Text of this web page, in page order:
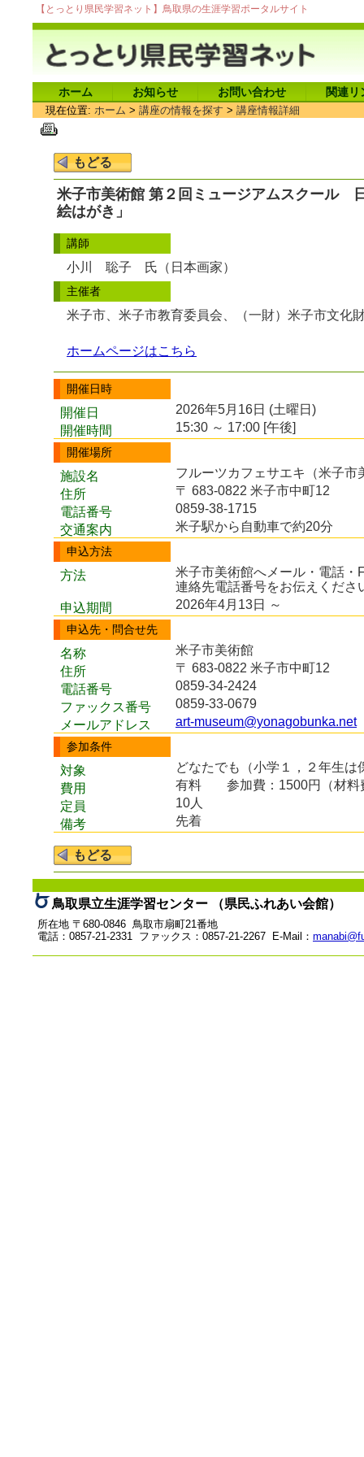
【とっとり県民学習ネット】鳥取県の生涯学習ポータルサイト
ホーム お知らせ お問い合わせ 関連リ
現在位置: ホーム > 講座の情報を探す > 講座情報詳細
米子市美術館 第２回ミュージアムスクール
絵はがき」
講師
小川 聡子 氏（日本画家）
主催者
米子市、米子市教育委員会、（一財）米子市文化
ホームページはこちら
開催日時
開催日
2026年5月16日 (土曜日)
開催時間
15:30 ～ 17:00 [午後]
開催場所
施設名
フルーツカフェサエキ（米子市
住所
〒 683-0822 米子市中町12
電話番号
0859-38-1715
交通案内
米子駅から自動車で約20分
申込方法
方法
米子市美術館へメール・電話・
連絡先電話番号をお伝えくださ
申込期間
2026年4月13日 ～
申込先・問合せ先
名称
米子市美術館
住所
〒 683-0822 米子市中町12
電話番号
0859-34-2424
ファックス番号
0859-33-0679
メールアドレス
art-museum@yonagobunka.net
参加条件
対象
どなたでも（小学１，２年生は
費用
有料
参加費：1500円（材料
定員
10人
備考
先着
鳥取県立生涯学習センター （県民ふれあい会館）
所在地 〒680-0846 鳥取市扇町21番地
電話：0857-21-2331 ファックス：0857-21-2267 E-Mail：